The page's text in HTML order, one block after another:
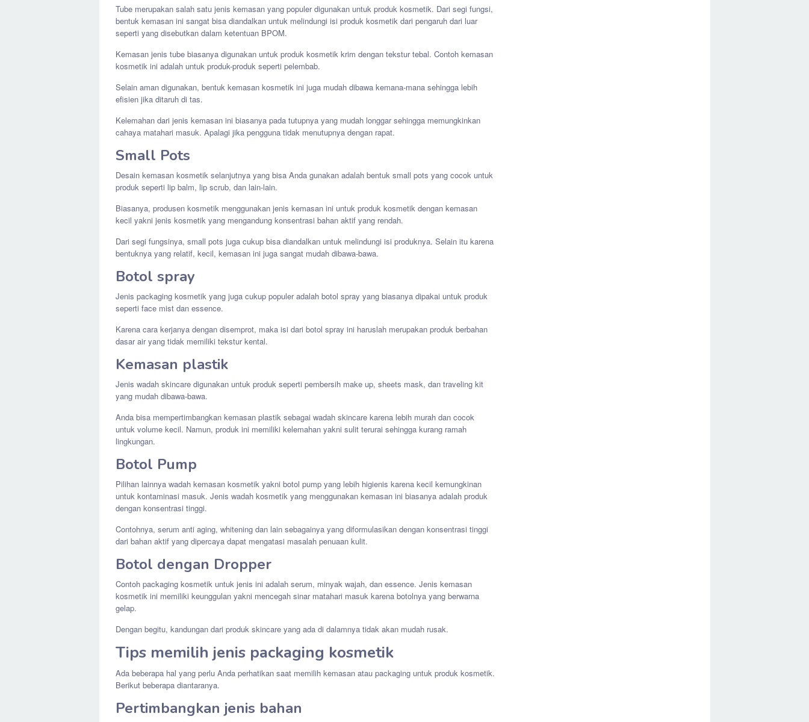
Tube merupakan salah satu jenis kemasan yang populer digunakan untuk produk kosmetik. Dari segi fungsi,
bentuk kemasan ini sangat bisa diandalkan untuk melindungi isi produk kosmetik dari pengaruh dari luar
seperti yang disebutkan dalam ketentuan BPOM.
Kemasan jenis tube biasanya digunakan untuk produk kosmetik krim dengan tekstur tebal. Contoh kemasan
kosmetik ini adalah untuk produk-produk seperti pelembab.
Selain aman digunakan, bentuk kemasan kosmetik ini juga mudah dibawa kemana-mana sehingga lebih
efisien jika ditaruh di tas.
Kelemahan dari jenis kemasan ini biasanya pada tutupnya yang mudah longgar sehingga memungkinkan
cahaya matahari masuk. Apalagi jika pengguna tidak menutupnya dengan rapat.
Small Pots
Desain kemasan kosmetik selanjutnya yang bisa Anda gunakan adalah bentuk small pots yang cocok untuk
produk seperti lip balm, lip scrub, dan lain-lain.
Biasanya, produsen kosmetik menggunakan jenis kemasan ini untuk produk kosmetik dengan kemasan
kecil yakni jenis kosmetik yang mengandung konsentrasi bahan aktif yang rendah.
Dari segi fungsinya, small pots juga cukup bisa diandalkan untuk melindungi isi produknya. Selain itu karena
bentuknya yang relatif, kecil, kemasan ini juga sangat mudah dibawa-bawa.
Botol spray
Jenis packaging kosmetik yang juga cukup populer adalah botol spray yang biasanya dipakai untuk produk
seperti face mist dan essence.
Karena cara kerjanya dengan disemprot, maka isi dari botol spray ini haruslah merupakan produk berbahan
dasar air yang tidak memiliki tekstur kental.
Kemasan plastik
Jenis wadah skincare digunakan untuk produk seperti pembersih make up, sheets mask, dan traveling kit
yang mudah dibawa-bawa.
Anda bisa mempertimbangkan kemasan plastik sebagai wadah skincare karena lebih murah dan cocok
untuk volume kecil. Namun, produk ini memiliki kelemahan yakni sulit terurai sehingga kurang ramah
lingkungan.
Botol Pump
Pilihan lainnya wadah kemasan kosmetik yakni botol pump yang lebih higienis karena kecil kemungkinan
untuk kontaminasi masuk. Jenis wadah kosmetik yang menggunakan kemasan ini biasanya adalah produk
dengan konsentrasi tinggi.
Contohnya, serum anti aging, whitening dan lain sebagainya yang diformulasikan dengan konsentrasi tinggi
dari bahan aktif yang dipercaya dapat mengatasi masalah penuaan kulit.
Botol dengan Dropper
Contoh packaging kosmetik untuk jenis ini adalah serum, minyak wajah, dan essence. Jenis kemasan
kosmetik ini memiliki keunggulan yakni mencegah sinar matahari masuk karena botolnya yang berwarna
gelap.
Dengan begitu, kandungan dari produk skincare yang ada di dalamnya tidak akan mudah rusak.
Tips memilih jenis packaging kosmetik
Ada beberapa hal yang perlu Anda perhatikan saat memilih kemasan atau packaging untuk produk kosmetik.
Berikut beberapa diantaranya.
Pertimbangkan jenis bahan